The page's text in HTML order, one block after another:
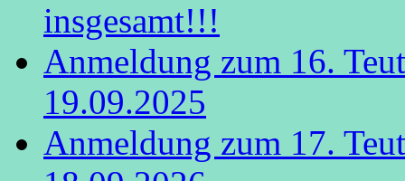
insgesamt!!!
Anmeldung zum 16.
19.09.2025
Anmeldung zum 17.